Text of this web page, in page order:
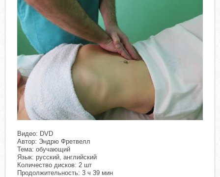
Видео: DVD
Автор: Эндрю Фретвелл
Тема: обучающий
Язык: русский, английский
Количество дисков: 2 шт
Продолжительность: 3 ч 39 мин